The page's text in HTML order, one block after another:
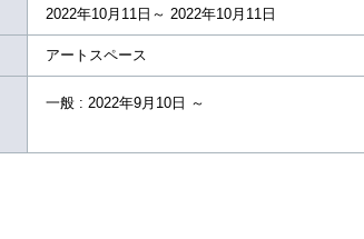
2022年10月11日～ 2022年10月11日
アートスペース
一般 : 2022年9月10日 ～